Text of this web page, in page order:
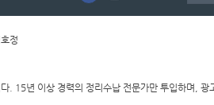
정
. 15년 이상 경력의 정리수납 전문가만 투입하며, 광